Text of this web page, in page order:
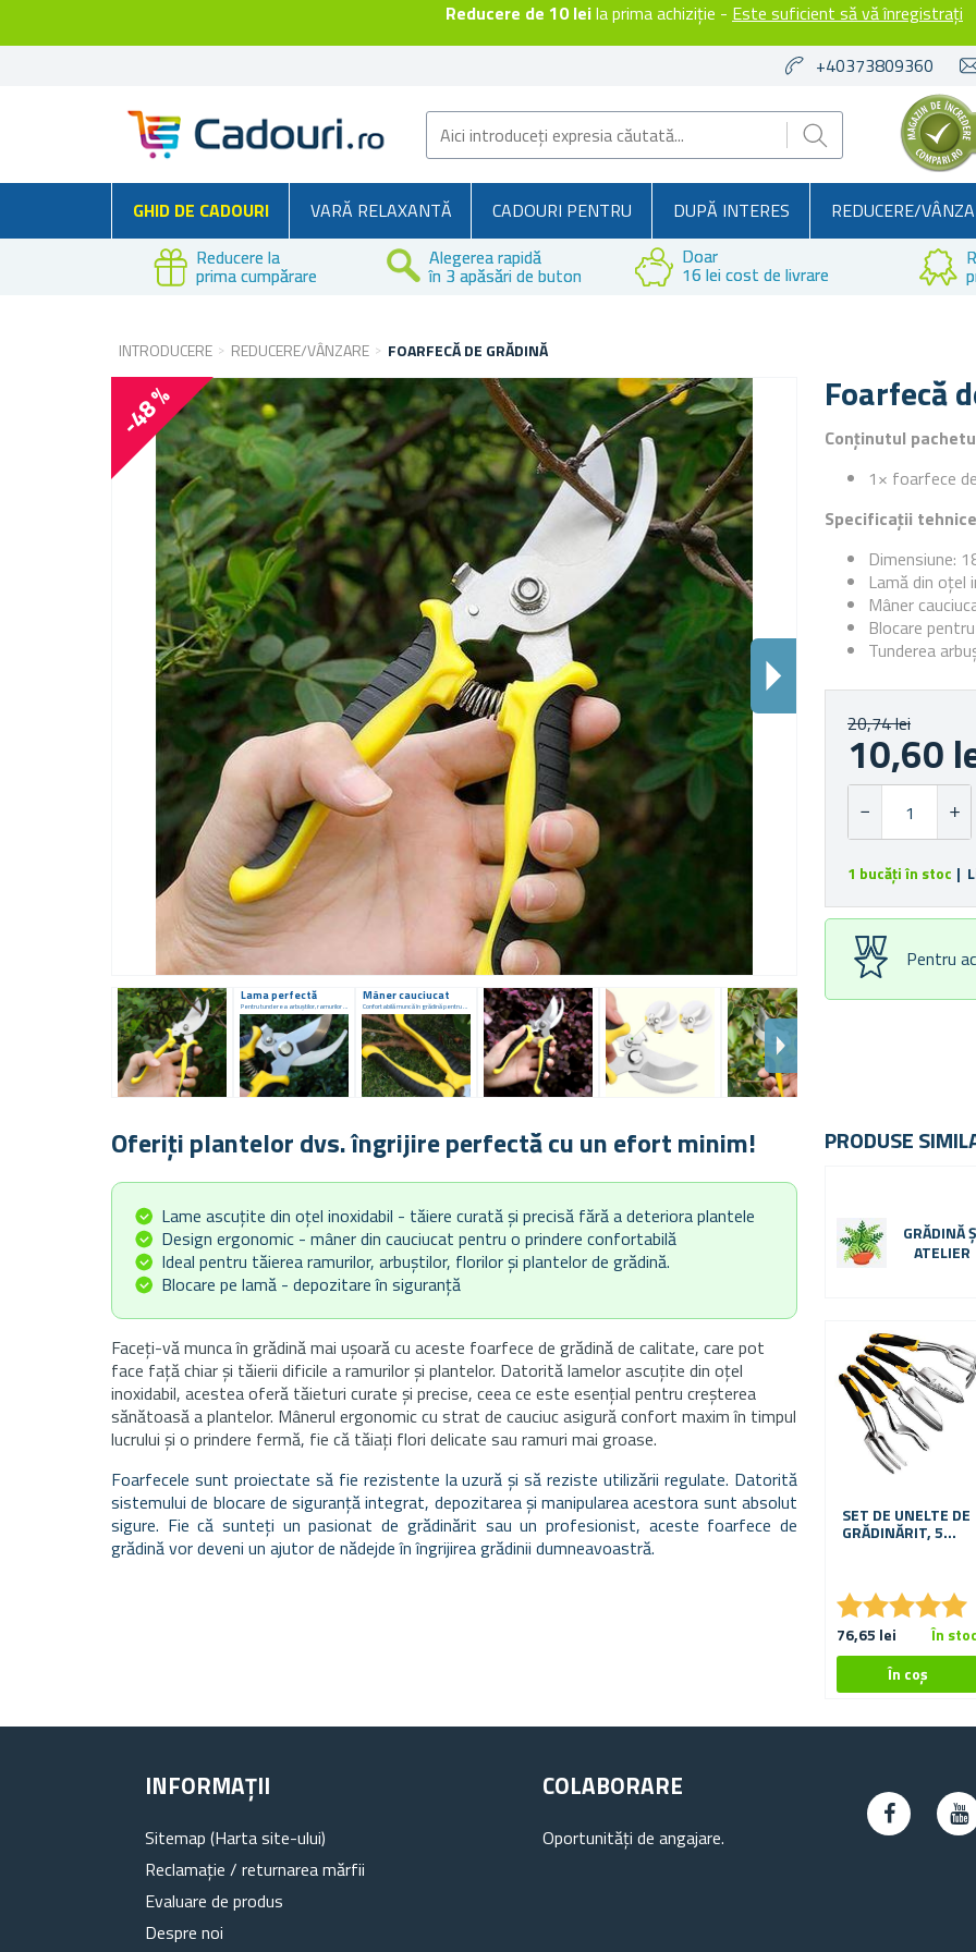
Reducere de 10 leila prima achiziție - Este suficient să vă înregistrați
+40373809360
GHID DE CADOURI VARĂ RELAXANTĂ CADOURI PENTRU DUPĂ INTERES REDUCERE/
Reducere la
prima cumpărare
Alegerea rapidă
în 3 apăsări de buton
Doar
16 lei cost de livrare
INTRODUCERE REDUCERE/VÂNZARE FOARFECĂ DE GRĂDINĂ
Foarfecă
-48 %
Lama perfectă
Pentru tunderea arbuștilor, ramurilor sau plantelor
Mâner cauciucat
Confortabilă muncă în grădină pentru o perioadă lungă de timp
Conținutul
1× foarfece
Specificații tehnice
Dimensiune:
Lamă din oțel
Mâner
Blocare
Tunderea
20,74 lei
10,60
1 bucăți în stoc |
Pentru
Oferiți plantelor dvs. îngrijire perfectă cu un efort minim!
Lame ascuțite din oțel inoxidabil - tăiere curată și precisă fără a deteriora plantele
Design ergonomic - mâner din cauciucat pentru o prindere confortabilă
Ideal pentru tăierea ramurilor, arbuștilor, florilor și plantelor de grădină.
Blocare pe lamă - depozitare în siguranță
Faceți-vă munca în grădină mai ușoară cu aceste foarfece de grădină de calitate, care pot
face față chiar și tăierii dificile a ramurilor și plantelor. Datorită lamelor ascuțite din oțel
inoxidabil, acestea oferă tăieturi curate și precise, ceea ce este esențial pentru creșterea
sănătoasă a plantelor. Mânerul ergonomic cu strat de cauciuc asigură confort maxim în timpul
lucrului și o prindere fermă, fie că tăiați flori delicate sau ramuri mai groase.
Foarfecele sunt proiectate să fie rezistente la uzură și să reziste utilizării regulate. Datorită
sistemului de blocare de siguranță integrat, depozitarea și manipularea acestora sunt absolut
sigure. Fie că sunteți un pasionat de grădinărit sau un profesionist, aceste foarfece de
grădină vor deveni un ajutor de nădejde în îngrijirea grădinii dumneavoastră.
PRODUSE
GRĂDINĂ
ATELIER
SET DE UNELTE DE
GRĂDINĂRIT, 5
★★★★★
★★★★★
76,65 lei În stoc
INFORMAȚII
Sitemap (Harta site-ului)
Reclamație / returnarea mărfii
Evaluare de produs
Despre noi
COLABORARE
Oportunități de angajare.